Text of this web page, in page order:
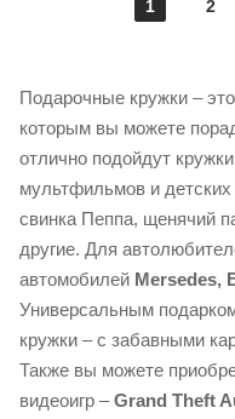
1 2
Подарочные кружки –
которым вы можете
отлично подойдут
мультфильмов и детских
свинка Пеппа, щенячий
другие. Для
автомобилей Mersedes,
Универсальным
кружки – с забавными
Также вы можете
видеоигр –Grand Theft